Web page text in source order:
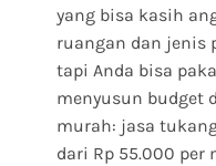
yang bisa kasih
ruangan dan jenis
tapi Anda bisa
menyusun budget
murah: jasa
dari Rp 55.000 per